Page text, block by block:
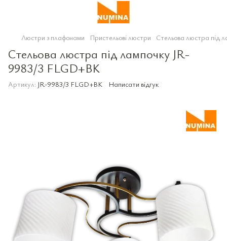
Люстри з плафонами Пристельові люстри Стельова люстра під
Стельова люстра під лампочку JR-
9983/3 FLGD+BK
Артикул: JR-9983/3 FLGD+BK Написати відгук